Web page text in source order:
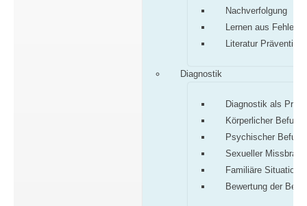
Nachverfolgung
Lernen aus Fehlern
Literatur Prävention
Diagnostik
Diagnostik als
Körperlicher Befund
Psychischer Befund
Sexueller
Familiäre Situation
Bewertung der